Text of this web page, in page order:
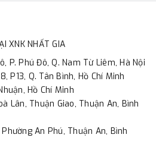
XNK NHẤT GIA
P. Phú Đô, Q. Nam Từ Liêm, Hà Nội
P13, Q. Tân Bình, Hồ Chí Minh
Hồ Chí Minh
Lân, Thuận Giao, Thuận An, Bình
Phường An Phú, Thuận An, Bình